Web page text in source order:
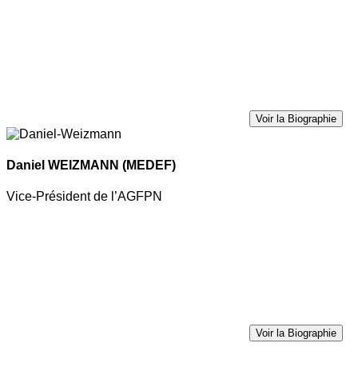
Voir la Biographie
Daniel WEIZMANN (MEDEF)
Vice-Président de l’AGFPN
Voir la Biographie